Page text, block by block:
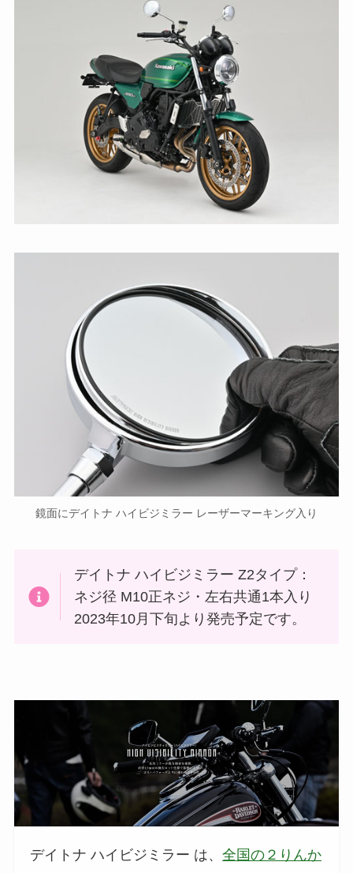
鏡面にデイトナ ハイビジミラー レーザーマーキング入り
デイトナ ハイビジミラー Z2タイプ：
ネジ径 M10正ネジ・左右共通1本入り
2023年10月下旬より発売予定です。
デイトナ ハイビジミラー は、全国の２りんか